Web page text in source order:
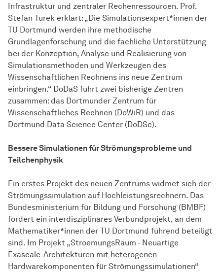
Infrastruktur und zentraler Rechenressourcen. Prof.
Stefan Turek erklärt: „Die Simulationsexpert*innen der
TU Dortmund werden ihre methodische
Grundlagenforschung und die fachliche Unterstützung
bei der Konzeption, Analyse und Realisierung von
Simulationsmethoden und Werkzeugen des
Wissenschaftlichen Rechnens ins neue Zentrum
einbringen.“ DoDaS führt zwei bisherige Zentren
zusammen: das Dortmunder Zentrum für
Wissenschaftliches Rechnen (DoWiR) und das
Dortmund Data Science Center (DoDSc).
Bessere Simulationen für Strömungsprobleme und
Teilchenphysik
Ein erstes Projekt des neuen Zentrums widmet sich der
Strömungssimulation auf Hochleistungsrechnern. Das
Bundesministerium für Bildung und Forschung (BMBF)
fördert ein interdisziplinäres Verbundprojekt, an dem
Mathematiker*innen der TU Dortmund führend beteiligt
sind. Im Projekt „StroemungsRaum - Neuartige
Exascale-Architekturen mit heterogenen
Hardwarekomponenten für Strömungssimulationen“